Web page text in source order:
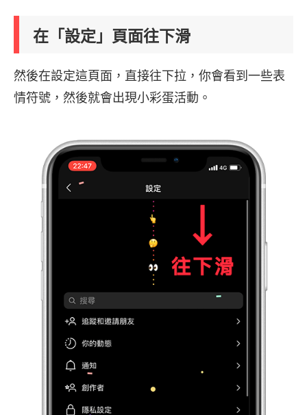
在「設定」頁面往下滑
然後在設定這頁面，直接往下拉，你會看到一些表
情符號，然後就會出現小彩蛋活動。